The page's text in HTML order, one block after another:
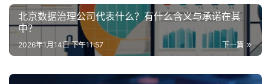
北京数据治理公司代表什么？有什么含义与承诺在其
中？
下一篇
2026年1月14日 下午11:57